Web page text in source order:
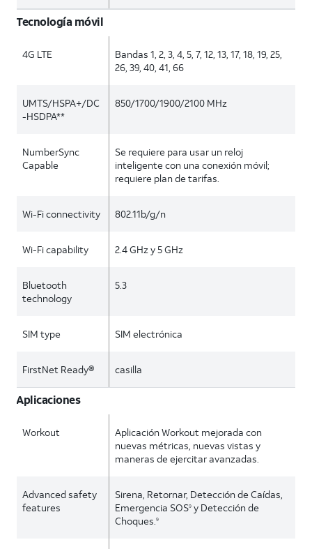
Tecnología móvil
4G LTE
Bandas 1, 2, 3, 4, 5, 7, 12, 13, 17, 18, 19, 25,
26, 39, 40, 41, 66
UMTS/HSPA+/DC
-HSDPA**
850/1700/1900/2100 MHz
NumberSync
Capable
Se requiere para usar un reloj
inteligente con una conexión móvil;
requiere plan de tarifas.
Wi-Fi connectivity 802.11b/g/n
Wi-Fi capability 2.4 GHz y 5 GHz
Bluetooth
technology
5.3
SIM type SIM electrónica
FirstNet Ready® casilla
Aplicaciones
Workout
Aplicación Workout mejorada con
nuevas métricas, nuevas vistas y
maneras de ejercitar avanzadas.
Advanced safety
features
Sirena, Retornar, Detección de Caídas,
Emergencia SOS9 y Detección de
Choques.9